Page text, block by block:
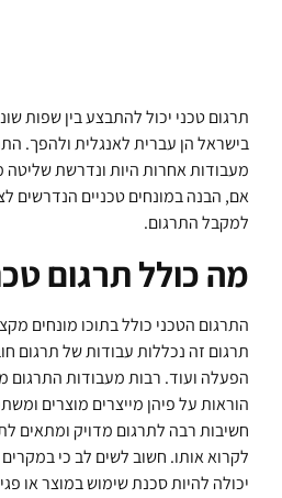
תרגום טכני יכול להתבצע בין שפות
בישראל הן עברית לאנגלית ולהפך.
מעבודות אחרות היות ונדרשת
אם, הבנה במונחים טכניים הנדרשים
למקבל התרגום.
מה כולל תרגום
התרגום הטכני כולל בתוכו מונחים
תרגום זה נכללות עבודות של תרגום
הפעלה ועוד. רבות מעבודות התרגום
הוראות על פיהן מייצרים מוצרים
חשיבות רבה לתרגום מדויק ומתאים
לקרוא אותו. חשוב לשים לב כי
יכולה להיות סכנת שימוש במוצר או